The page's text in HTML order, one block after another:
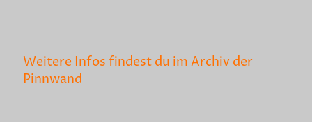
Weitere Infos findest du im Archiv der
Pinnwand